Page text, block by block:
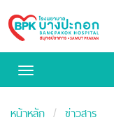
Bangpakok
Hospital
Toggle
หน้าหลัก
ข่าวสาร